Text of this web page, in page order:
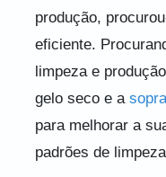
produção,
eficiente.
limpeza e
gelo seco e a
para melhorar a
padrões de